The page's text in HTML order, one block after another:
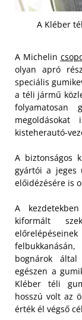
A Kléber
A Michelin
olyan apró
speciális
a téli jármű
folyamatosan
kisteherautó-
A biztonságos
gyártói a jeges
előidézésére is
A
kiformált
bognárok
egészen a
Kléber téli
hosszú volt az
érték él végső